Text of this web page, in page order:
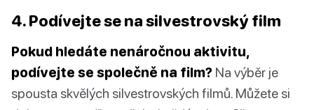
4. Podívejte se na silvestrovský film
Pokud hledáte nenáročnou aktivitu,
podívejte se společně na film? Na výběr je
spousta skvělých silvestrovských filmů. Můžete si